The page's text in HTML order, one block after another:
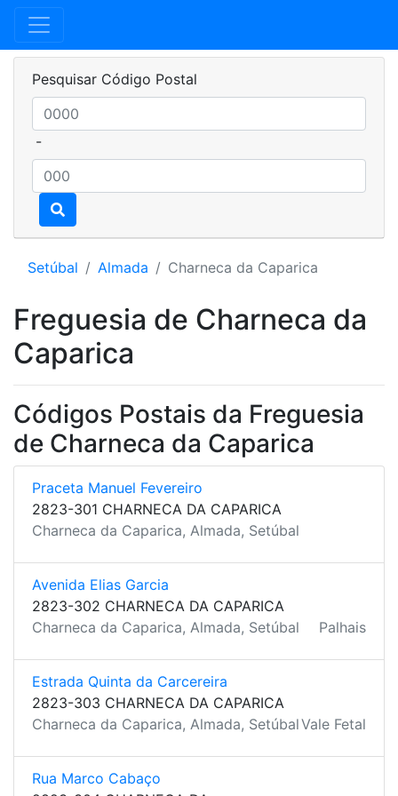
Pesquisar Código Postal
-
Setúbal Almada Charneca da Caparica
Freguesia de Charneca da
Caparica
Códigos Postais da Freguesia
de Charneca da Caparica
Praceta Manuel Fevereiro
2823-301 CHARNECA DA CAPARICA
Charneca da Caparica, Almada, Setúbal
Avenida Elias Garcia
2823-302 CHARNECA DA CAPARICA
Charneca da Caparica, Almada, Setúbal
Palhais
Estrada Quinta da Carcereira
2823-303 CHARNECA DA CAPARICA
Charneca da Caparica, Almada, SetúbalVale Fetal
Rua Marco Cabaço